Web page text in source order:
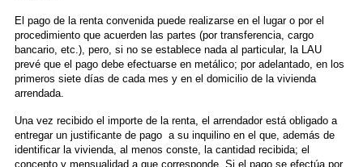
El pago de la renta convenida puede realizarse en el lugar o por el
procedimiento que acuerden las partes (por transferencia, cargo
bancario, etc.), pero, si no se establece nada al particular, la LAU
prevé que el pago debe efectuarse en metálico; por adelantado, en los
primeros siete días de cada mes y en el domicilio de la vivienda
arrendada.
Una vez recibido el importe de la renta, el arrendador está obligado a
entregar un justificante de pago a su inquilino en el que, además de
identificar la vivienda, al menos conste, la cantidad recibida; el
concepto y mensualidad a que corresponde. Si el pago se efectúa por